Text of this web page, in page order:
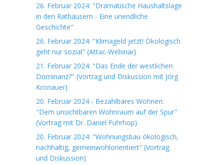
26. Februar 2024: "Dramatische Haushaltslage
in den Rathäusern - Eine unendliche
Geschichte"
26. Februar 2024: "Klimageld jetzt! Ökologisch
geht nur sozial" (Attac-Webinar)
21. Februar 2024: "Das Ende der westlichen
Dominanz?" (Vortrag und Diskussion mit Jörg
Kronauer)
20. Februar 2024 - Bezahlbares Wohnen:
"Dem unsichtbaren Wohnraum auf der Spur"
(Vortrag mit Dr. Daniel Fuhrhop)
20. Februar 2024: "Wohnungsbau ökologisch,
nachhaltig, gemeinwohlorientiert" (Vortrag
und Diskussion)